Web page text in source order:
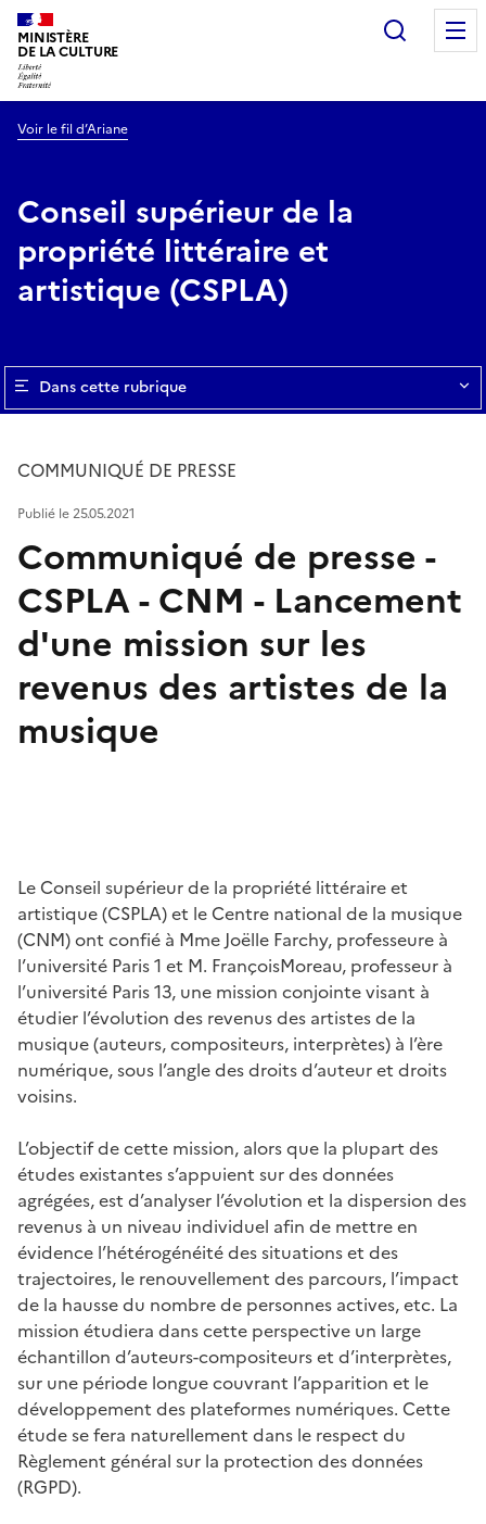
MINISTÈRE
DE LA CULTURE
Voir le fil d’Ariane
Conseil supérieur de la
propriété littéraire et
artistique (CSPLA)
Dans cette rubrique
COMMUNIQUÉ DE PRESSE
Communiqué de presse -
CSPLA - CNM - Lancement
d'une mission sur les
revenus des artistes de la
musique
Publié le 25.05.2021
Le Conseil supérieur de la propriété littéraire et
artistique (CSPLA) et le Centre national de la musique
(CNM) ont confié à Mme Joëlle Farchy, professeure à
l’université Paris 1 et M. FrançoisMoreau, professeur à
l’université Paris 13, une mission conjointe visant à
étudier l’évolution des revenus des artistes de la
musique (auteurs, compositeurs, interprètes) à l’ère
numérique, sous l’angle des droits d’auteur et droits
voisins.
L’objectif de cette mission, alors que la plupart des
études existantes s’appuient sur des données
agrégées, est d’analyser l’évolution et la dispersion des
revenus à un niveau individuel afin de mettre en
évidence l’hétérogénéité des situations et des
trajectoires, le renouvellement des parcours, l’impact
de la hausse du nombre de personnes actives, etc. La
mission étudiera dans cette perspective un large
échantillon d’auteurs-compositeurs et d’interprètes,
sur une période longue couvrant l’apparition et le
développement des plateformes numériques. Cette
étude se fera naturellement dans le respect du
Règlement général sur la protection des données
(RGPD).